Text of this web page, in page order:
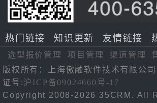
热门链接 知识更新 友情链接
选型报价管理 项目管理 渠道管理
版权所有：上海傲融软件技术有限公
证号:沪ICP备09024660号-17
Copyright 2008-2026 35CRM. All